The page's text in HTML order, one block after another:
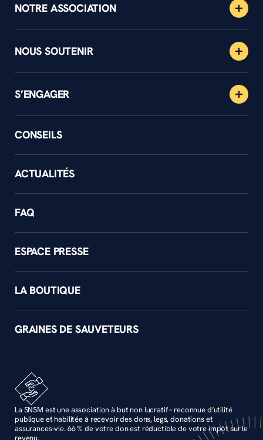
NOTRE ASSOCIATION
NOUS SOUTENIR
S’ENGAGER
CONSEILS
ACTUALITÉS
FAQ
ESPACE PRESSE
LA BOUTIQUE
GRAINES DE SAUVETEURS
La SNSM est une association à but non lucratif – reconnue d’utilité
publique et habilitée à recevoir des dons, legs, donations et
assurances-vie. 66 % de votre don est réductible de votre impôt sur le
revenu.